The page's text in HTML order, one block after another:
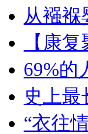
从襁褓
【康
69%的
史上
“衣往